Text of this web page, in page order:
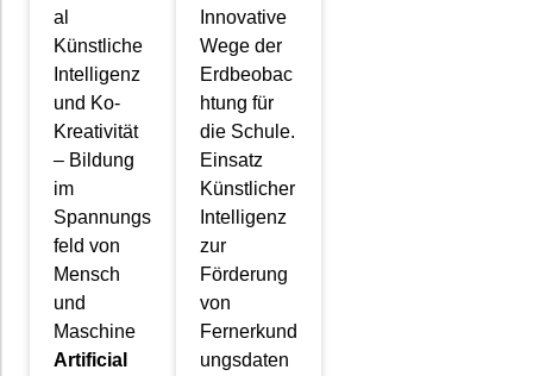
al
Künstliche
Intelligenz
und Ko-
Kreativität
– Bildung
im
Spannungs
feld von
Mensch
und
Maschine
Artificial
Innovative
Wege der
Erdbeobac
htung für
die Schule.
Einsatz
Künstlicher
Intelligenz
zur
Förderung
von
Fernerkund
ungsdaten